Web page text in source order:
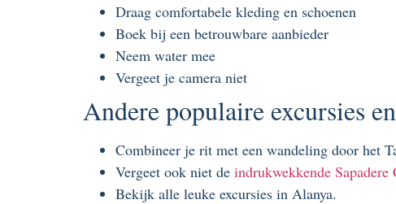
Draag comfortabele kleding en schoenen
Boek bij een betrouwbare aanbieder
Neem water mee
Vergeet je camera niet
Andere populaire excursies
Combineer je rit met een wandeling door het
Vergeet ook niet de indrukwekkende Sapadere
Bekijk alle leuke excursies in Alanya.